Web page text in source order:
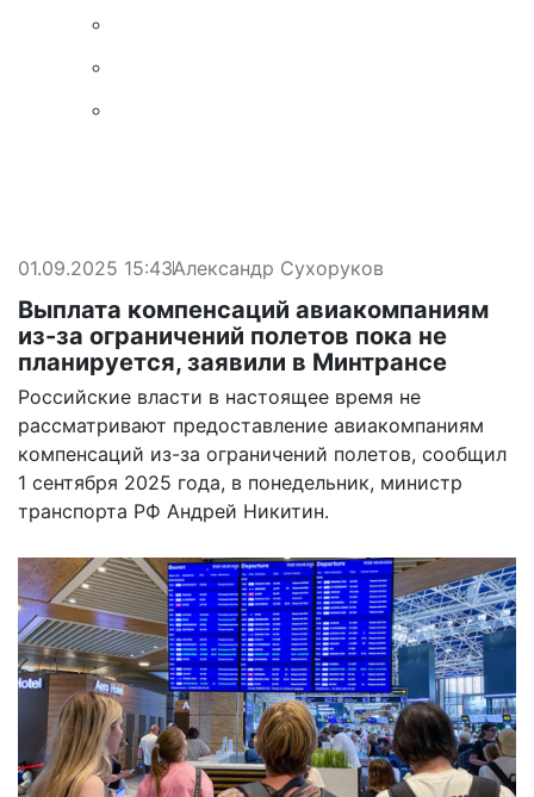
01.09.2025 15:43Александр Сухоруков
Выплата компенсаций авиакомпаниям
из-за ограничений полетов пока не
планируется, заявили в Минтрансе
Российские власти в настоящее время не
рассматривают предоставление авиакомпаниям
компенсаций из-за ограничений полетов, сообщил
1 сентября 2025 года, в понедельник, министр
транспорта РФ Андрей Никитин.